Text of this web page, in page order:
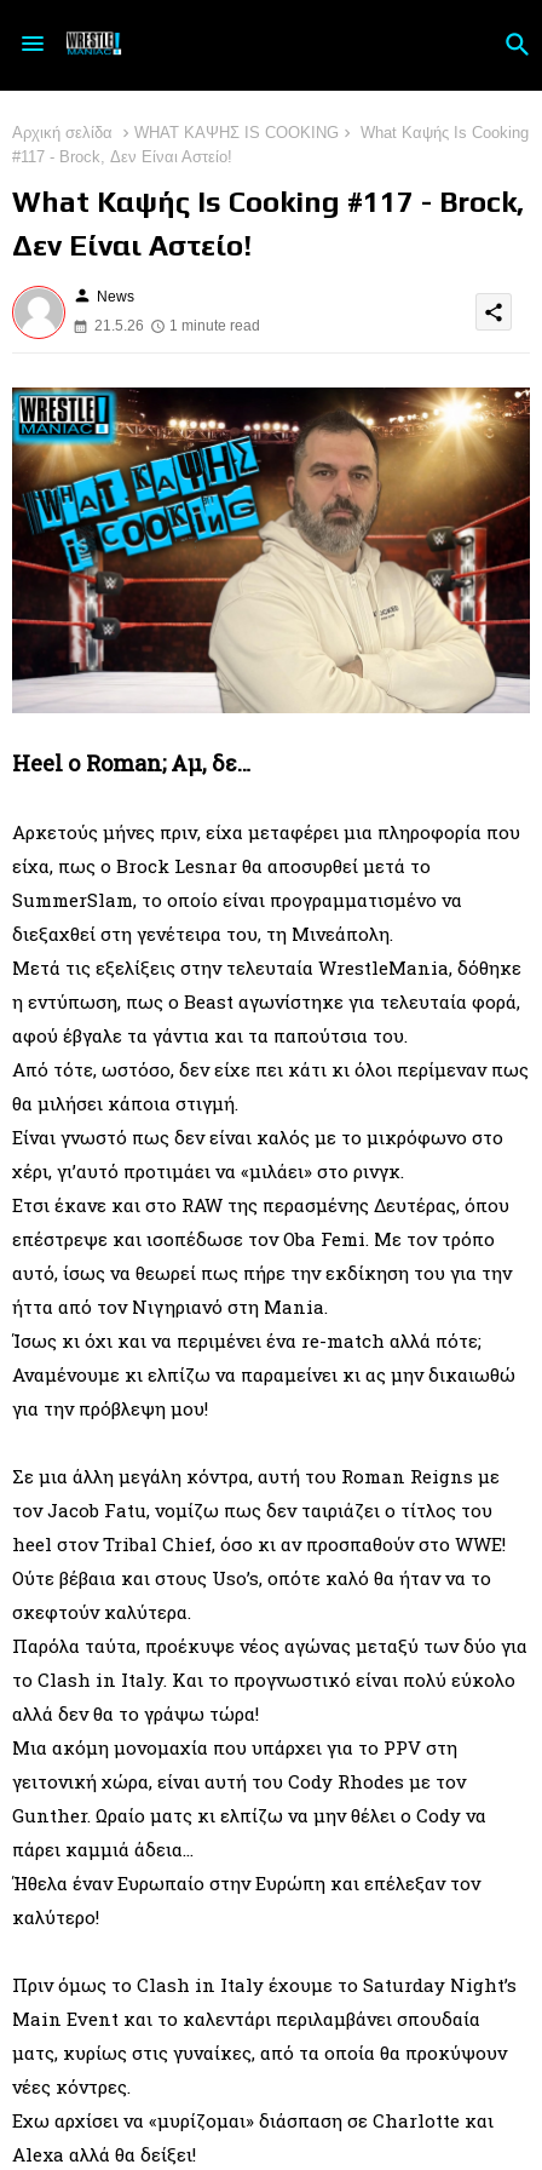
Αρχική σελίδα WHAT ΚΑΨΗΣ IS COOKING
What Καψής Is Cooking
#117 - Brock, Δεν Είναι Αστείο!
What Καψής Is Cooking #117 - Brock,
Δεν Είναι Αστείο!
person News
21.5.26
1 minute read
share
Heel ο Roman; Αμ, δε…
Αρκετούς μήνες πριν, είχα μεταφέρει μια πληροφορία που
είχα, πως ο Brock Lesnar θα αποσυρθεί μετά το
SummerSlam, το οποίο είναι προγραμματισμένο να
διεξαχθεί στη γενέτειρα του, τη Μινεάπολη.
Μετά τις εξελίξεις στην τελευταία WrestleMania, δόθηκε
η εντύπωση, πως ο Beast αγωνίστηκε για τελευταία φορά,
αφού έβγαλε τα γάντια και τα παπούτσια του.
Από τότε, ωστόσο, δεν είχε πει κάτι κι όλοι περίμεναν πως
θα μιλήσει κάποια στιγμή.
Είναι γνωστό πως δεν είναι καλός με το μικρόφωνο στο
χέρι, γι’αυτό προτιμάει να «μιλάει» στο ρινγκ.
Ετσι έκανε και στο RAW της περασμένης Δευτέρας, όπου
επέστρεψε και ισοπέδωσε τον Oba Femi. Με τον τρόπο
αυτό, ίσως να θεωρεί πως πήρε την εκδίκηση του για την
ήττα από τον Νιγηριανό στη Mania.
Ίσως κι όχι και να περιμένει ένα re-match αλλά πότε;
Αναμένουμε κι ελπίζω να παραμείνει κι ας μην δικαιωθώ
για την πρόβλεψη μου!
Σε μια άλλη μεγάλη κόντρα, αυτή του Roman Reigns με
τον Jacob Fatu, νομίζω πως δεν ταιριάζει ο τίτλος του
heel στον Tribal Chief, όσο κι αν προσπαθούν στο WWE!
Ούτε βέβαια και στους Uso’s, οπότε καλό θα ήταν να το
σκεφτούν καλύτερα.
Παρόλα ταύτα, προέκυψε νέος αγώνας μεταξύ των δύο για
το Clash in Italy. Και το προγνωστικό είναι πολύ εύκολο
αλλά δεν θα το γράψω τώρα!
Μια ακόμη μονομαχία που υπάρχει για το PPV στη
γειτονική χώρα, είναι αυτή του Cody Rhodes με τον
Gunther. Ωραίο ματς κι ελπίζω να μην θέλει ο Cody να
πάρει καμμιά άδεια…
Ήθελα έναν Ευρωπαίο στην Ευρώπη και επέλεξαν τον
καλύτερο!
Πριν όμως το Clash in Italy έχουμε το Saturday Night’s
Main Event και το καλεντάρι περιλαμβάνει σπουδαία
ματς, κυρίως στις γυναίκες, από τα οποία θα προκύψουν
νέες κόντρες.
Εχω αρχίσει να «μυρίζομαι» διάσπαση σε Charlotte και
Alexa αλλά θα δείξει!